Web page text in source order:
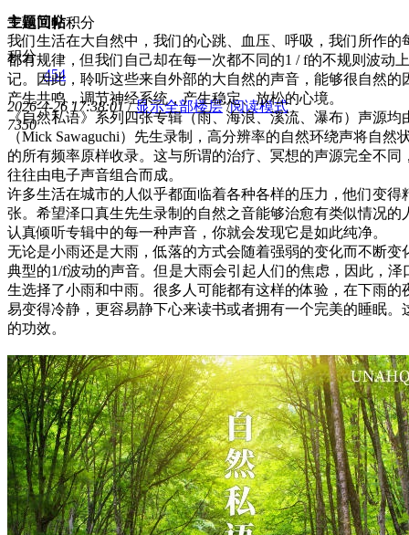
主题回帖积分
积分
454
2026-4-26 17:38:01 / 显示全部楼层 /阅读模式
7350
专辑简介：
我们生活在大自然中，我们的心跳、血压、呼吸，我们所作的
都有规律，但我们自己却在每一次都不同的1 / f的不规则波动
记。因此，聆听这些来自外部的大自然的声音，能够很自然的
产生共鸣，调节神经系统，产生稳定、放松的心境。
《自然私语》系列四张专辑（雨、海浪、溪流、瀑布）声源均
（Mick Sawaguchi）先生录制，高分辨率的自然环绕声将自然
的所有频率原样收录。这与所谓的治疗、冥想的声源完全不同
往往由电子声音组合而成。
许多生活在城市的人似乎都面临着各种各样的压力，他们变得
张。希望泽口真生先生录制的自然之音能够治愈有类似情况的
认真倾听专辑中的每一种声音，你就会发现它是如此纯净。
无论是小雨还是大雨，低落的方式会随着强弱的变化而不断变
典型的1/f波动的声音。但是大雨会引起人们的焦虑，因此，泽
生选择了小雨和中雨。很多人可能都有这样的体验，在下雨的
易变得冷静，更容易静下心来读书或者拥有一个完美的睡眠。
的功效。